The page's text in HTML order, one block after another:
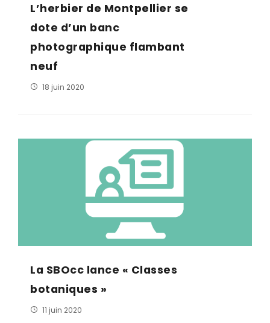
L’herbier de Montpellier se
dote d’un banc
photographique flambant
neuf
18 juin 2020
La SBOcc lance « Classes
botaniques »
11 juin 2020